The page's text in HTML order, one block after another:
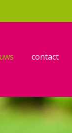
contact